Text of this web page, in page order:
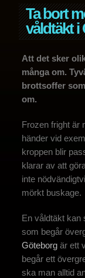
Ta bort
våldtäkt i
Att det sker
många om.
brottsoffer
om.
Frozen fright är
händer vid
kroppen blir
klarar av att
inte
mörkt buskage.
En våldtäkt kan
som begår
Göteborgär ett
begår ett
ska man alltid